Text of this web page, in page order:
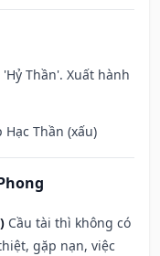
Thần'. Xuất hành
Thần (xấu)
Cầu tài thì không có
gặp nạn, việc